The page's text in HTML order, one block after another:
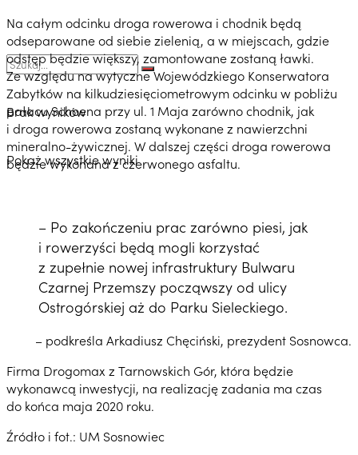
Brak wyników
Pokaż wszystkie wyniki
Na całym odcinku droga rowerowa i chodnik będą
odseparowane od siebie zielenią, a w miejscach, gdzie
odstęp będzie większy, zamontowane zostaną ławki.
Ze względu na wytyczne Wojewódzkiego Konserwatora
Zabytków na kilkudziesięciometrowym odcinku w pobliżu
pałacu Schoena przy ul. 1 Maja zarówno chodnik, jak
i droga rowerowa zostaną wykonane z nawierzchni
mineralno-żywicznej. W dalszej części droga rowerowa
będzie wykonana z czerwonego asfaltu.
– Po zakończeniu prac zarówno piesi, jak
i rowerzyści będą mogli korzystać
z zupełnie nowej infrastruktury Bulwaru
Czarnej Przemszy począwszy od ulicy
Ostrogórskiej aż do Parku Sieleckiego.
– podkreśla Arkadiusz Chęciński, prezydent Sosnowca.
Firma Drogomax z Tarnowskich Gór, która będzie
wykonawcą inwestycji, na realizację zadania ma czas
do końca maja 2020 roku.
Źródło i fot.: UM Sosnowiec